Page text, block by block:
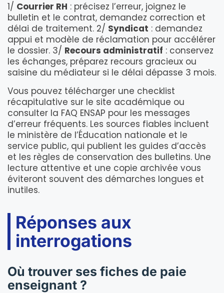
1/ Courrier RH : précisez l’erreur, joignez le
bulletin et le contrat, demandez correction et
délai de traitement. 2/ Syndicat : demandez
appui et modèle de réclamation pour accélérer
le dossier. 3/ Recours administratif : conservez
les échanges, préparez recours gracieux ou
saisine du médiateur si le délai dépasse 3 mois.
Vous pouvez télécharger une checklist
récapitulative sur le site académique ou
consulter la FAQ ENSAP pour les messages
d’erreur fréquents. Les sources fiables incluent
le ministère de l’Éducation nationale et le
service public, qui publient les guides d’accès
et les règles de conservation des bulletins. Une
lecture attentive et une copie archivée vous
éviteront souvent des démarches longues et
inutiles.
Réponses aux
interrogations
Où trouver ses fiches de paie
enseignant ?